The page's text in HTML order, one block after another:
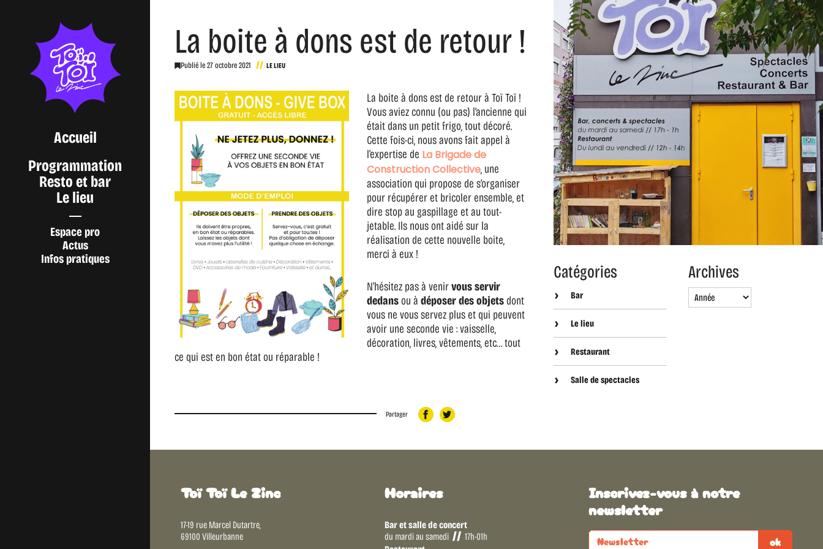
Accueil
Programmation
Resto et bar
Le lieu
Espace pro
Actus
Infos pratiques
La boite à dons est de retour !
Publié le27 octobre 2021 LE LIEU
La boite à dons est de retour à Toï Toï !
Vous aviez connu (ou pas) l’ancienne qui
était dans un petit frigo, tout décoré.
Cette fois-ci, nous avons fait appel à
l’expertise de La Brigade de
Construction Collective, une
association qui propose de s’organiser
pour récupérer et bricoler ensemble, et
dire stop au gaspillage et au tout-
jetable. Ils nous ont aidé sur la
réalisation de cette nouvelle boite,
merci à eux !
N’hésitez pas à venirvous servir
dedansou à déposer des objetsdont
vous ne vous servez plus et qui peuvent
avoir une seconde vie : vaisselle,
décoration, livres, vêtements, etc… tout
ce qui est en bon état ou réparable !
Partager
Catégories
Bar
Le lieu
Restaurant
Salle de spectacles
Archives
Toï Toï Le Zinc
17-19 rue Marcel Dutartre,
69100 Villeurbanne
Horaires
Bar et salle de concert
du mardi au samedi
17h-01h
Inscrivez-vous à notre
newsletter